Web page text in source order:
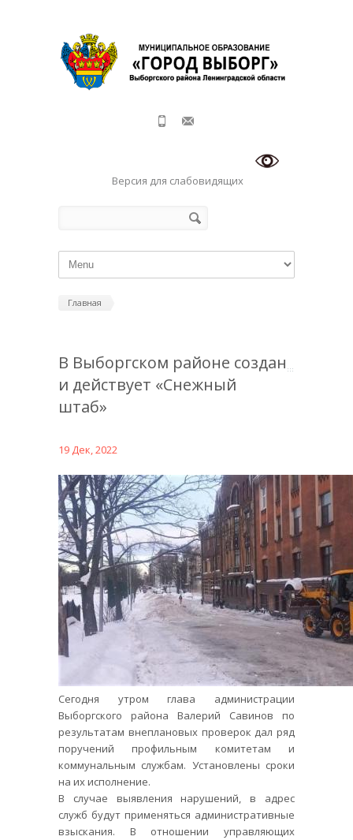
Версия для слабовидящих
Главная
В Выборгском районе создан
и действует «Снежный
штаб»
19 Дек, 2022
Сегодня утром глава администрации
Выборгского района Валерий Савинов по
результатам внеплановых проверок дал ряд
поручений профильным комитетам и
коммунальным службам. Установлены сроки
на их исполнение.
В случае выявления нарушений, в адрес
служб будут применяться административные
взыскания. В отношении управляющих